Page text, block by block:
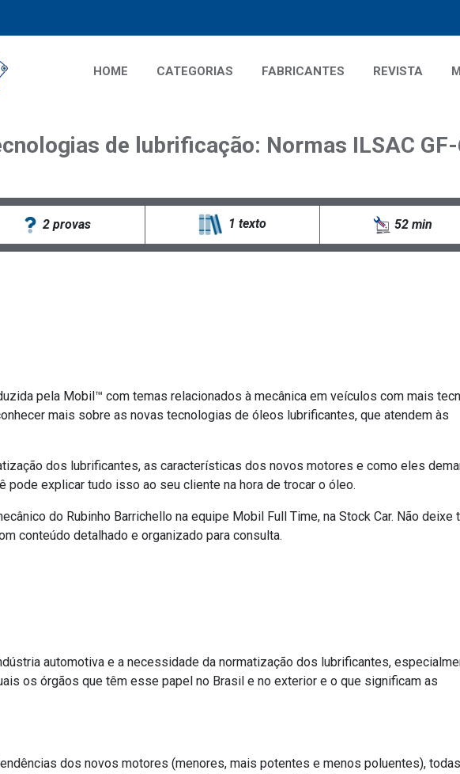
HOME CATEGORIAS FABRICANTES REVISTA
de lubrificação: Normas ILSAC
2 provas 1 texto 52 min
pela Mobil™ com temas relacionados à mecânica em veículos com mais
mais sobre as novas tecnologias de óleos lubrificantes, que atendem às
dos lubrificantes, as características dos novos motores e como eles
explicar tudo isso ao seu cliente na hora de trocar o óleo.
do Rubinho Barrichello na equipe Mobil Full Time, na Stock Car. Não deixe
conteúdo detalhado e organizado para consulta.
automotiva e a necessidade da normatização dos lubrificantes,
os órgãos que têm esse papel no Brasil e no exterior e o que significam as
dos novos motores (menores, mais potentes e menos poluentes),